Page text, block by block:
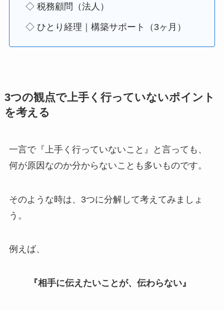
◇ 税務顧問（法人）
◇ ひとり経理｜構築サポート（3ヶ月）
3つの観点で上手く行っていないポイント
を考える
一言で『上手く行っていないこと』と言っても、
何が原因なのか分からないことも多いものです。
そのような時は、3つに分解して考えてみましょ
う。
例えば、
『相手に伝えたいことが、伝わらない』